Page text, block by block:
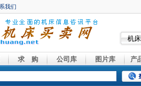
机
求 购 公司库 图片库 产